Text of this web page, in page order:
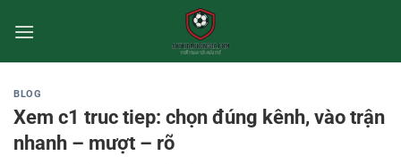
qua
BLOG
Xem c1 truc tiep: chọn đúng kênh, vào trận
nhanh – mượt – rõ